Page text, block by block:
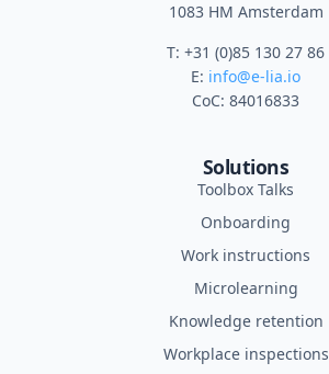
1083 HM Amsterdam
T: +31 (0)85 130 27 86
E: info@e-lia.io
CoC: 84016833
Solutions
Toolbox Talks
Onboarding
Work instructions
Microlearning
Knowledge retention
Workplace inspections